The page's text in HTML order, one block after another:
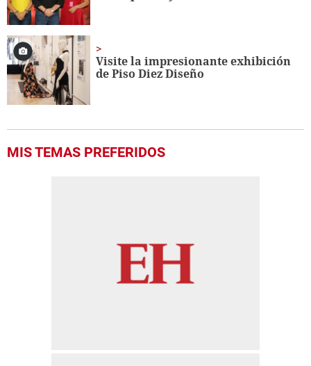
Visite la impresionante exhibición
de Piso Diez Diseño
MIS TEMAS PREFERIDOS